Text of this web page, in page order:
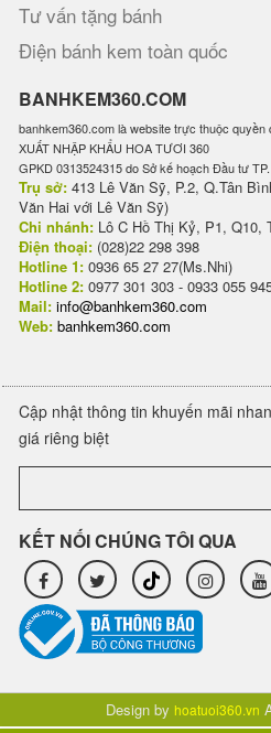
Tư vấn tặng bánh
Điện bánh kem toàn quốc
BANHKEM360.COM
banhkem360.com là website trực thuộc
XUẤT NHẬP KHẨU HOA TƯƠI 360
GPKD 0313524315 do Sở kế hoạch Đầu tư
Trụ sở: 413 Lê Văn Sỹ, P.2, Q.Tân
Văn Hai với Lê Văn Sỹ)
Chi nhánh: Lô C Hồ Thị Kỷ, P1, Q10,
Điện thoại: (028)22 298 398
Hotline 1: 0936 65 27 27(Ms.Nhi)
Hotline 2: 0977 301 303 - 0933 055
Mail: info@banhkem360.com
Web: banhkem360.com
Cập nhật thông tin khuyến mãi
giá riêng biệt
KẾT NỐI CHÚNG TÔI QUA
Design by hoatuoi360.vn